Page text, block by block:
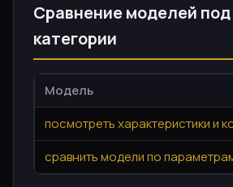
Сравнение моделей
категории
Модель
посмотреть характеристики и
сравнить модели по